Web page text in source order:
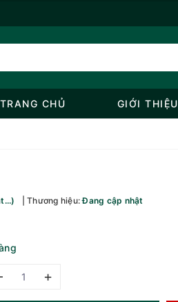
TRANG CHỦ GIỚI THIỆU
Thương hiệu:Đang cập nhật
+